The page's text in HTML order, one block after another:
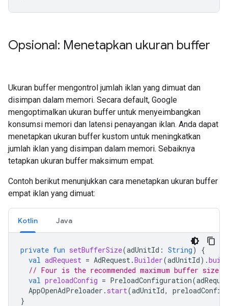
Opsional: Menetapkan ukuran buffer
Ukuran buffer mengontrol jumlah iklan yang dimuat dan
disimpan dalam memori. Secara default, Google
mengoptimalkan ukuran buffer untuk menyeimbangkan
konsumsi memori dan latensi penayangan iklan. Anda dapat
menetapkan ukuran buffer kustom untuk meningkatkan
jumlah iklan yang disimpan dalam memori. Sebaiknya
tetapkan ukuran buffer maksimum empat.
Contoh berikut menunjukkan cara menetapkan ukuran buffer
empat iklan yang dimuat:
Kotlin Java
private fun setBufferSize(adUnitId : String)
{
val adRequest = AdRequest.Builder(adUnitId).
// Four is the recommended maximum buffer size.
val preloadConfig = PreloadConfiguration(
AppOpenAdPreloader . start(adUnitId, preloadConfig
}